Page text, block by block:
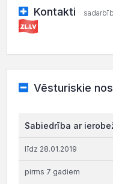
Kontakti
Vēsturiskie
Sabiedrība ar
līdz 28.01.2019
pirms 7 gadiem